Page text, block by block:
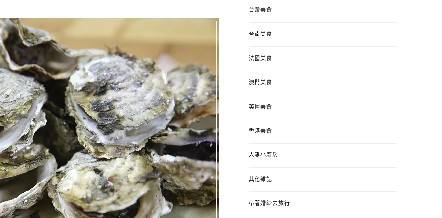
台灣美食
台南美食
法國美食
澳門美食
英國美食
香港美食
人妻小廚房
其他雜記
帶著婚紗去旅行